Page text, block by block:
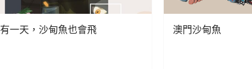
有一天，沙甸魚也會飛 澳門沙甸魚